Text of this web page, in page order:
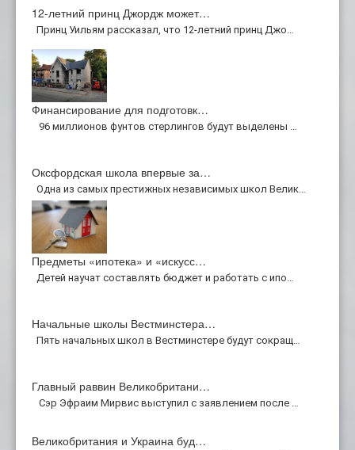
12-летний принц Джордж может…
Принц Уильям рассказал, что 12-летний принц Джо…
Финансирование для подготовк…
96 миллионов фунтов стерлингов будут выделены …
Оксфордская школа впервые за…
Одна из самых престижных независимых школ Велик…
Предметы «ипотека» и «искусс…
Детей научат составлять бюджет и работать с ипо…
Начальные школы Вестминстера…
Пять начальных школ в Вестминстере будут сокращ…
Главный раввин Великобритани…
Сэр Эфраим Мирвис выступил с заявлением после …
Великобритания и Украина буд…